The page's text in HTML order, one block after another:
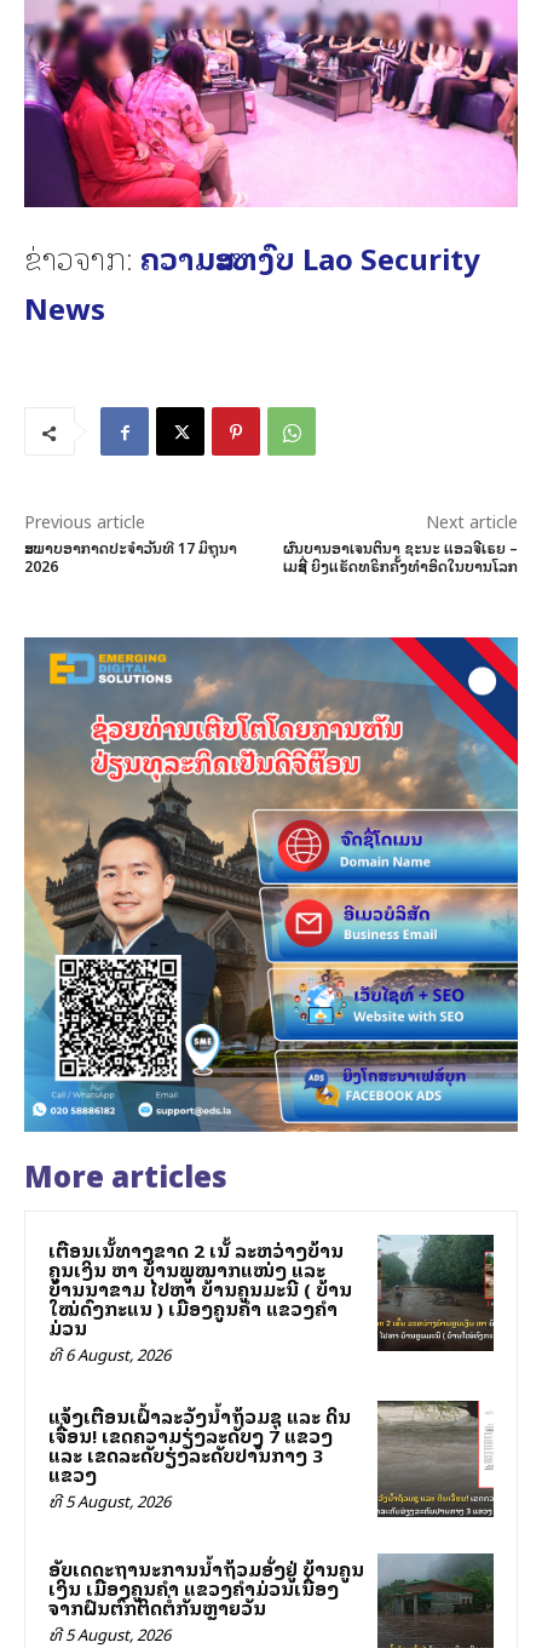
ຂ່າວຈາກ: ຄວາມສະຫງົບ Lao Security
News
Previous article
ສະພາບອາກາດປະຈໍາວັນທີ 17 ມິຖຸນາ
2026
Next article
ຜົນບານອາເຈນຕິນາ ຊະນະ ແອລຈີເຣຍ –
ເມສຊີ່ ຍິງແຮັດທຣິກຄັ້ງທຳອິດໃນບານໂລກ
More articles
ເຕືອນເສັ້ນທາງຂາດ 2 ເສັ້ນ ລະຫວ່າງບ້ານ
ຄູນເງິນ ຫາ ບ້ານພູໝາກແໜ່ງ ແລະ
ບ້ານນາຂາມ ໄປຫາ ບ້ານຄູນມະນີ ( ບ້ານ
ໃໝ່ດົງກະແສນ ) ເມືອງຄູນຄຳ ແຂວງຄຳ
ມ່ວນ
ທີ 6 August, 2026
ແຈ້ງເຕືອນເຝົ້າລະວັງນ້ຳຖ້ວມຊຸ ແລະ ດິນ
ເຈື່ອນ! ເຂດຄວາມສ່ຽງລະດັບສູງ 7 ແຂວງ
ແລະ ເຂດລະດັບສ່ຽງລະດັບປານກາງ 3
ແຂວງ
ທີ 5 August, 2026
ອັບເດດສະຖານະການນ້ຳຖ້ວມອັ່ງຢູ່ ບ້ານຄູນ
ເງິນ ເມືອງຄູນຄຳ ແຂວງຄຳມ່ວນເນື່ອງ
ຈາກຝົນຕົກຕິດຕໍ່ກັນຫຼາຍວັນ
ທີ 5 August, 2026